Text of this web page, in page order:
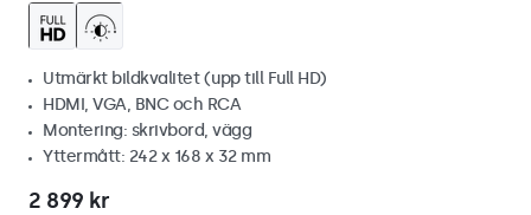
Utmärkt bildkvalitet (upp till Full HD)
HDMI, VGA, BNC och RCA
Montering: skrivbord, vägg
Yttermått: 242 x 168 x 32 mm
2 899 kr